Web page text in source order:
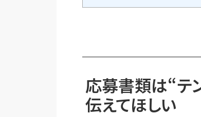
応募書類は“テ
伝えてほしい